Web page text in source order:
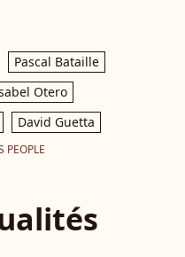
Pascal Bataille
Otero
David Guetta
PEOPLE